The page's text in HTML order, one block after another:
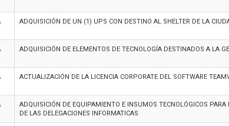
ADQUISICIÓN DE UN (1) UPS CON DESTINO AL SHELTER DE LA
ADQUISICIÓN DE ELEMENTOS DE TECNOLOGÍA DESTINADOS A LA
ACTUALIZACIÓN DE LA LICENCIA CORPORATE DEL SOFTWARE
ADQUISICIÓN DE EQUIPAMIENTO E INSUMOS TECNOLÓGICOS
DE LAS DELEGACIONES INFORMATICAS